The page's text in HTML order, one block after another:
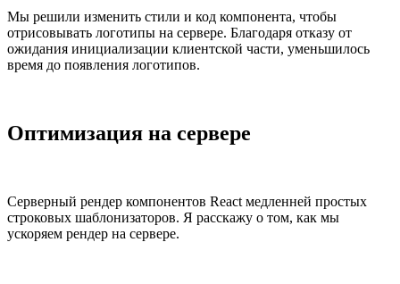
Мы решили изменить стили и код компонента, чтобы
отрисовывать логотипы на сервере. Благодаря отказу от
ожидания инициализации клиентской части, уменьшилось
время до появления логотипов.
Оптимизация на сервере
Серверный рендер компонентов React медленней простых
строковых шаблонизаторов. Я расскажу о том, как мы
ускоряем рендер на сервере.